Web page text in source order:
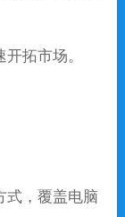
拓市场。
式，覆盖电脑